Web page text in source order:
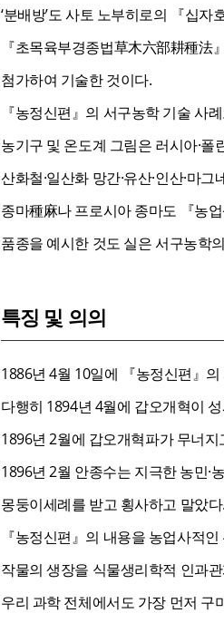
‘분배방’도 사토 노부히로의 『십
『초목육부경종법草木六部耕種法
첨가하여 기술한 것이다.
『농정신편』의 서구농학 기술 사
농기구 및 온도계 그림은 러시아·폴
산화철·일산화 망간·유산·인산·마
종마種麻나 프로시아 종마도 『농
품종을 예시한 것도 실은 서구농학
특징 및 의의
1886년 4월 10일에 『농정신편』
다행히 1894년 4월에 갑오개혁이
1896년 2월에 갑오개혁파가 무너
1896년 2월 안종수는 지극한 농민·
몽둥이세례를 받고 횡사하고 말았다.
『농정신편』의 내용을 농업사적
작물의 생장을 식물생리학적 인과
우리 과학 전체에서도 가장 먼저 구